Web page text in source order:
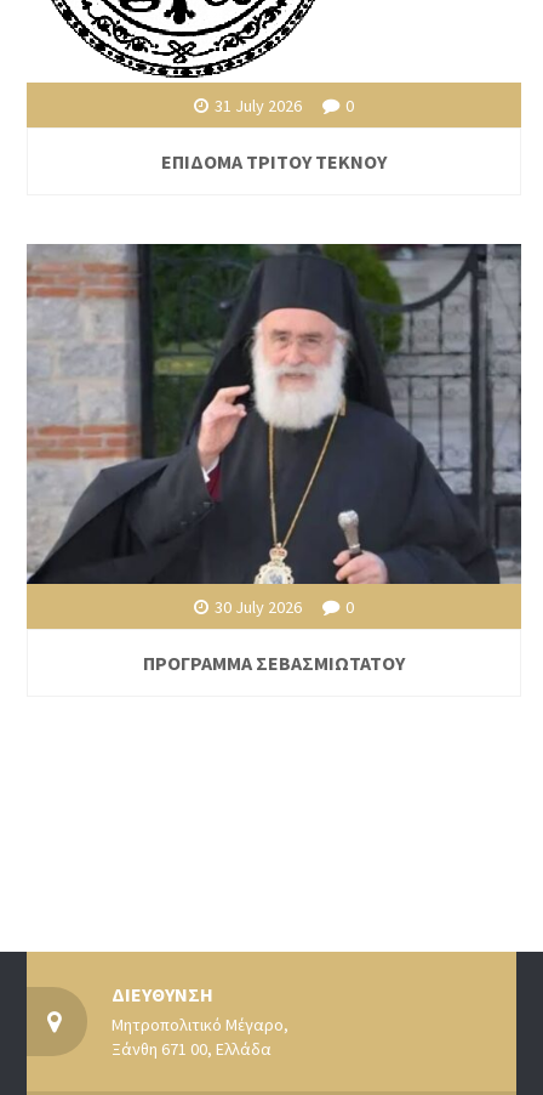
31 July 2026 0
ΕΠΙΔΟΜΑ ΤΡΙΤΟΥ ΤΕΚΝΟΥ
30 July 2026 0
ΠΡΟΓΡΑΜΜΑ ΣΕΒΑΣΜΙΩΤΑΤΟΥ
ΔΙΕΥΘΥΝΣΗ
Μητροπολιτικό Μέγαρο,
Ξάνθη 671 00, Ελλάδα